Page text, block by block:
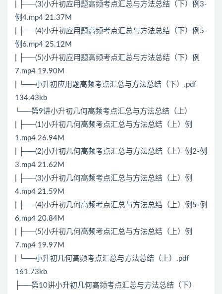
| ├──(3)小升初应用题高频考点汇总与方法总结（下）例3-
例4.mp4 21.37M
| ├──(4)小升初应用题高频考点汇总与方法总结（下）例5-
例6.mp4 25.12M
| ├──(5)小升初应用题高频考点汇总与方法总结（下）例
7.mp4 19.90M
| └──小升初应用题高频考点汇总与方法总结（下）.pdf
134.43kb
└──第9讲小升初几何高频考点汇总与方法总结（上）
| ├──(1)小升初几何高频考点汇总与方法总结（上）例
1.mp4 26.94M
| ├──(2)小升初几何高频考点汇总与方法总结（上）例2-例
3.mp4 21.62M
| ├──(3)小升初几何高频考点汇总与方法总结（上）例
4.mp4 21.59M
| ├──(4)小升初几何高频考点汇总与方法总结（上）例5-例
6.mp4 20.84M
| ├──(5)小升初几何高频考点汇总与方法总结（上）例
7.mp4 19.97M
| └──小升初几何高频考点汇总与方法总结（上）.pdf
161.73kb
├──第10讲小升初几何高频考点汇总与方法总结（下）